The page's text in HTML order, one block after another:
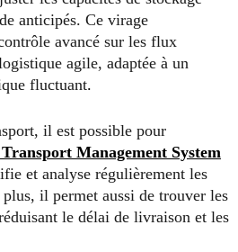
anticipés. Ce virage
avancé sur les flux
agile, adaptée à un
fluctuant.
il est possible pour
Management System
et analyse régulièrement les
il permet aussi de trouver les
le délai de livraison et les